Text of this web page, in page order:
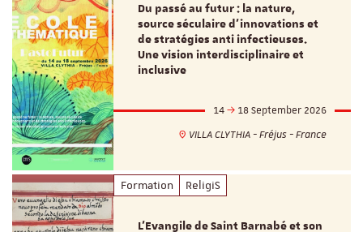
Du passé au futur : la nature,
source séculaire d’innovations et
de stratégies anti infectieuses.
Une vision interdisciplinaire et
inclusive
14
18 September 2026
VILLA CLYTHIA - Fréjus - France
Formation ReligiS
L’Evangile de Saint Barnabé et son